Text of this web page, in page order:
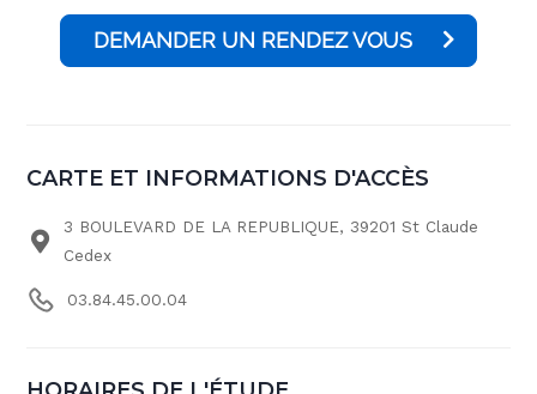
DEMANDER UN RENDEZ VOUS
CARTE ET INFORMATIONS D'ACCÈS
3 BOULEVARD DE LA REPUBLIQUE, 39201 St Claude
Cedex
03.84.45.00.04